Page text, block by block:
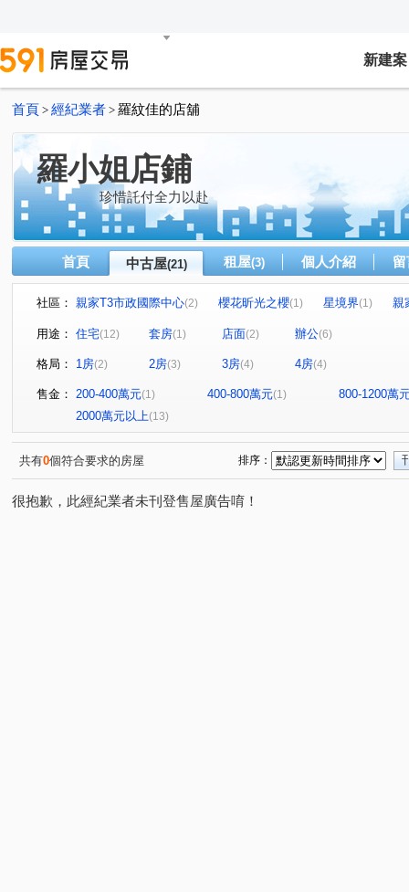
新建案
首頁 > 經紀業者 > 羅紋佳的店舖
羅小姐店鋪
珍惜託付全力以赴
首頁 中古屋(21) 租屋(3) 個人介紹
社區： 親家T3市政國際中心(2) 櫻花昕光之櫻(1) 星境界(1)
親
NTC國家商貿中心
惠宇一森青 鼎泰中城
名媛貴族 遠雄一品 世紀雲品 (1) 聯華山莊
市政路(2) 育才路 公園東路(1) 市政北七路(1)
市
益昌六街(1) 自由路二段
惠中路(1) 三民路三段(1) 臺灣大道二段(1) 公益路(1)
新富路(1) 育樂街(1) 嵩翠路(1) 華美西街
用途： 住宅(12) 套房(1) 店面(2) 辦公(6)
格局： 1房(2) 2房(3) 3房(4) 4房(4)
售金： 200-400萬元(1) 400-800萬元(1)
800-1200萬
2000萬元以上(13)
共有0個符合要求的房屋 排序：
很抱歉，此經紀業者未刊登售屋廣告唷！